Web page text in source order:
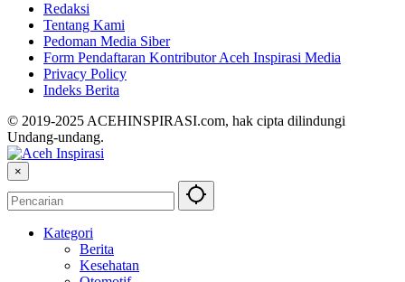
Redaksi
Tentang Kami
Pedoman Media Siber
Form Pendaftaran Kontributor Aceh Inspirasi Media
Privacy Policy
Indeks Berita
© 2019-2025 ACEHINSPIRASI.com, hak cipta dilindungi
Undang-undang.
×
Kategori
Berita
Kesehatan